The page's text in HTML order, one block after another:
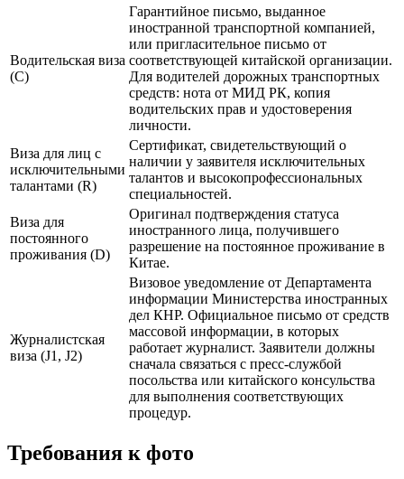
Водительская виза
(C)
Гарантийное письмо, выданное
иностранной транспортной компанией,
или пригласительное письмо от
соответствующей китайской организации.
Для водителей дорожных транспортных
средств: нота от МИД РК, копия
водительских прав и удостоверения
личности.
Виза для лиц с
исключительными
талантами (R)
Сертификат, свидетельствующий о
наличии у заявителя исключительных
талантов и высокопрофессиональных
специальностей.
Виза для
постоянного
проживания (D)
Оригинал подтверждения статуса
иностранного лица, получившего
разрешение на постоянное проживание в
Китае.
Журналистская
виза (J1, J2)
Визовое уведомление от Департамента
информации Министерства иностранных
дел КНР. Официальное письмо от средств
массовой информации, в которых
работает журналист. Заявители должны
сначала связаться с пресс-службой
посольства или китайского консульства
для выполнения соответствующих
процедур.
Требования к фото